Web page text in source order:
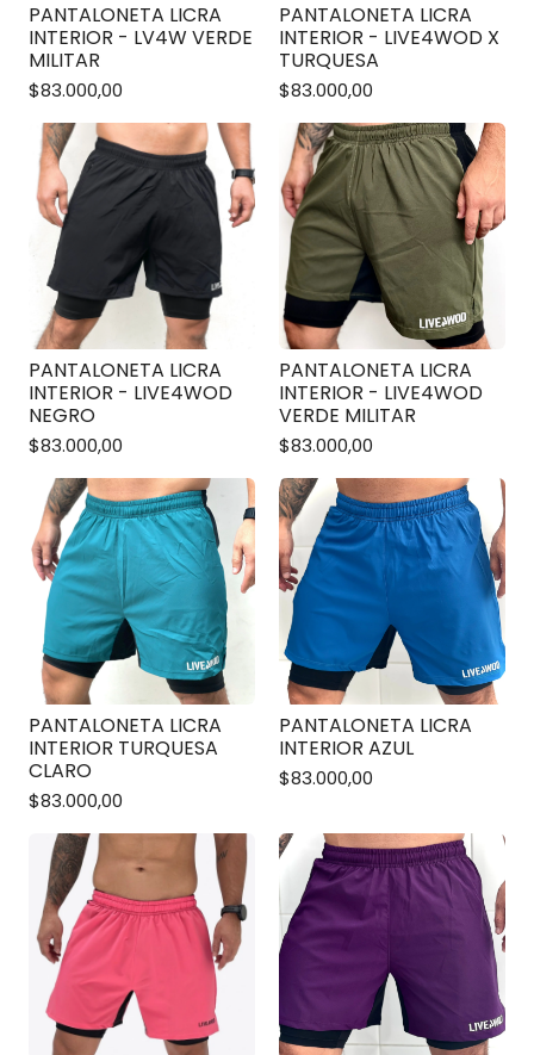
PANTALONETA LICRA
INTERIOR - LV4W VERDE
MILITAR
$83.000,00
PANTALONETA LICRA
INTERIOR - LIVE4WOD X
TURQUESA
$83.000,00
PANTALONETA LICRA
INTERIOR - LIVE4WOD
NEGRO
$83.000,00
PANTALONETA LICRA
INTERIOR - LIVE4WOD
VERDE MILITAR
$83.000,00
PANTALONETA LICRA
INTERIOR TURQUESA
CLARO
$83.000,00
PANTALONETA LICRA
INTERIOR AZUL
$83.000,00